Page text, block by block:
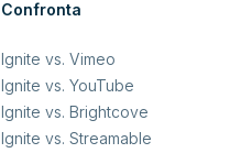
Confronta
Ignite vs. Vimeo
Ignite vs. YouTube
Ignite vs. Brightcove
Ignite vs. Streamable